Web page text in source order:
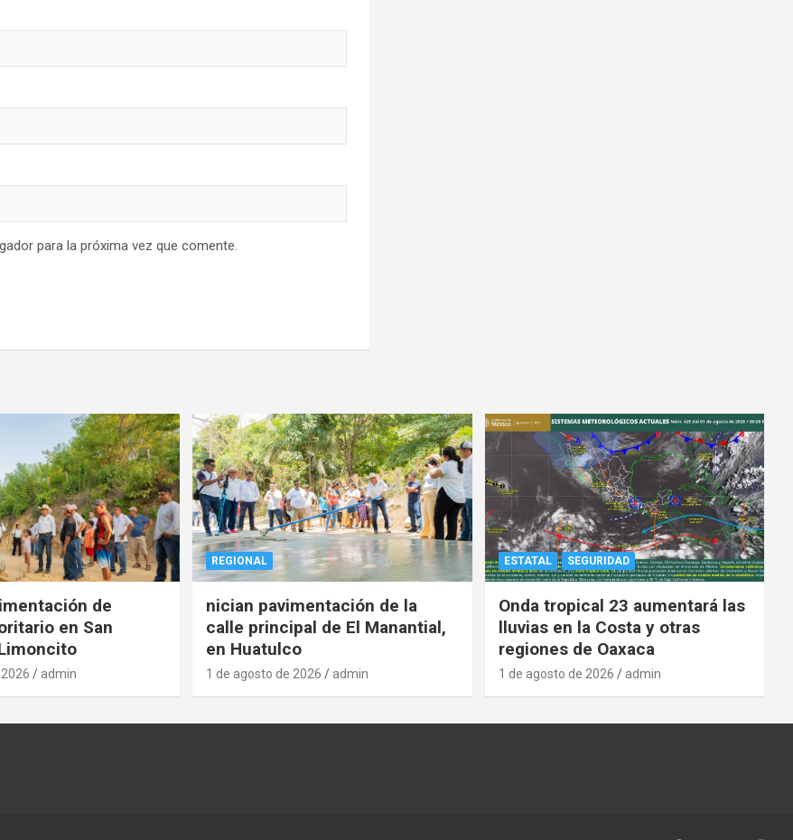
para la próxima vez que comente.
de
en San
admin
REGIONAL
nician pavimentación de la
calle principal de El Manantial,
en Huatulco
1 de agosto de 2026 admin
ESTATAL SEGURIDAD
Onda tropical 23 aumentará las
lluvias en la Costa y otras
regiones de Oaxaca
1 de agosto de 2026 admin